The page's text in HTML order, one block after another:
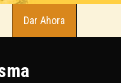
Dar Ahora